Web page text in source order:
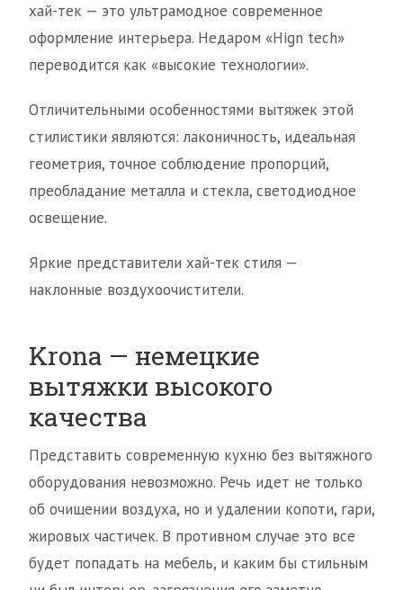
хай-тек — это ультрамодное современное
оформление интерьера. Недаром «Hign tech»
переводится как «высокие технологии».
Отличительными особенностями вытяжек этой
стилистики являются: лаконичность, идеальная
геометрия, точное соблюдение пропорций,
преобладание металла и стекла, светодиодное
освещение.
Яркие представители хай-тек стиля —
наклонные воздухоочистители.
Krona — немецкие
вытяжки высокого
качества
Представить современную кухню без вытяжного
оборудования невозможно. Речь идет не только
об очищении воздуха, но и удалении копоти, гари,
жировых частичек. В противном случае это все
будет попадать на мебель, и каким бы стильным